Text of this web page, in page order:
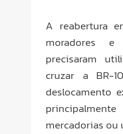
A reabertura
moradores e
precisaram
cruzar a BR-
deslocamento
mercadorias ou